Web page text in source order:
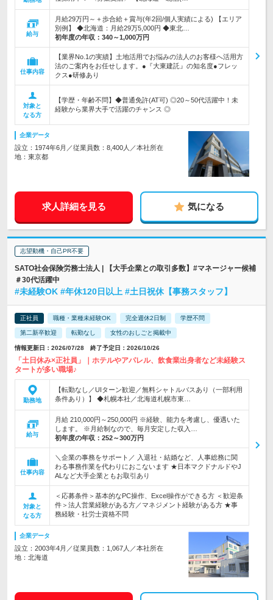
給与
月給29万円～＋歩合給＋賞与(年2回/個人実績による) 【エリア
別例】 ◆北海道：月給29万5,000円 ◆東北…
初年度の年収： 340～1,000万円
仕事内容
【業界No.1の実績】土地活用でお悩みの法人のお客様へ活用方
法のご案内をお任せします。●『大東建託』の知名度●フレッ
クス●研修あり
対象と
なる方
【学歴・年齢不問】◆普通免許(AT可) ◎20～50代活躍中！未
経験から業界大手で活躍のチャンス ◎
企業データ
設立：1974年6月／従業員数：8,400人／本社所在
地：東京都
求人詳細を見る 気になる
志望動機・自己PR不要
SATO社会保険労務士法人 | 【大手企業との取引多数】#マネージャー候補
＃30代活躍中
#未経験OK #年休120日以上 #土日祝休【事務スタッフ】
正社員 職種・業種未経験OK 完全週休2日制 学歴不問
第二新卒歓迎 転勤なし 女性のおしごと掲載中
情報更新日：2026/07/28 終了予定日：2026/10/26
「土日休み×正社員」｜ホテルやアパレル、飲食業出身者など未経験ス
タートが多い職場♪
勤務地
【転勤なし／UIターン歓迎／無料シャトルバスあり（一部利用
条件あり）】 ◆札幌本社／北海道札幌市東…
給与
月給 210,000円～250,000円 ※経験、能力を考慮し、優遇いた
します。 ※月給制なので、毎月安定した収入…
初年度の年収： 252～300万円
仕事内容
＼企業の事務をサポート／ 入退社・結婚など、人事総務に関
わる事務作業を代わりにおこないます ★日本マクドナルドやJ
ALなど大手企業ともお取引あり
対象と
なる方
＜応募条件＞基本的なPC操作、Excel操作ができる方 ＜歓迎条
件＞法人営業経験がある方／マネジメント経験がある方 ★事
務経験・社労士資格不問
企業データ
設立：2003年4月／従業員数：1,067人／本社所在
地：北海道